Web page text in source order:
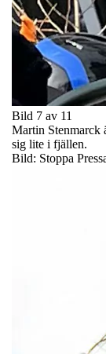
Bild 7 av 11
Martin Stenmarck
sig lite i fjällen.
Bild: Stoppa